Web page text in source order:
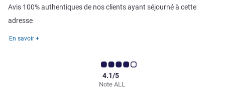
Avis 100% authentiques de nos clients ayant séjourné à cette
adresse
En savoir +
Note ALL
4.1/5